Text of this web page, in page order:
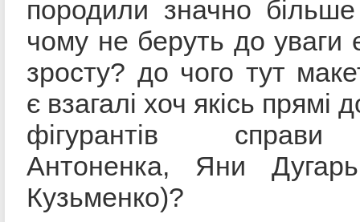
породили значно
чому не беруть до уваги
зросту? до чого тут
є взагалі хоч якісь прямі
фігурантів
Антоненка, Яни
Кузьменко)?